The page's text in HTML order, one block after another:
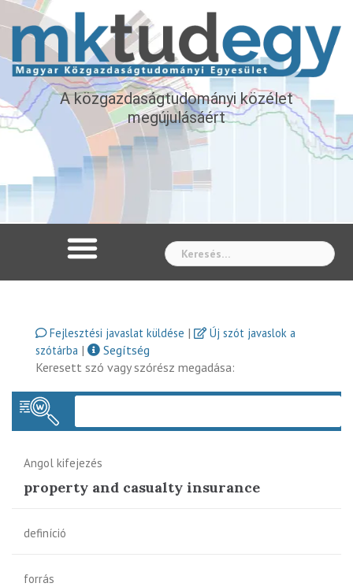
A közgazdaságtudományi közélet
megújulásáért
Fejlesztési javaslat küldése |
Új szót javaslok a
szótárba |
Segítség
Keresett szó vagy szórész megadása:
Angol kifejezés
property and casualty insurance
definíció
forrás